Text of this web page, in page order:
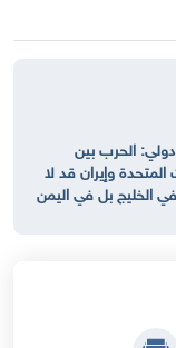
الحرب بين
المتحدة وإيران قد لا
الخليج بل في اليمن